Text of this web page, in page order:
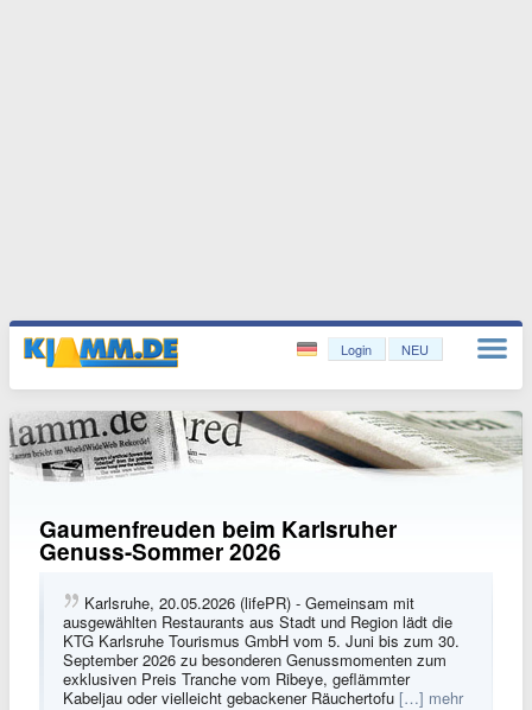
Login NEU
Gaumenfreuden beim Karlsruher
Genuss-Sommer 2026
Karlsruhe, 20.05.2026 (lifePR) - Gemeinsam mit
ausgewählten Restaurants aus Stadt und Region lädt die
KTG Karlsruhe Tourismus GmbH vom 5. Juni bis zum 30.
September 2026 zu besonderen Genussmomenten zum
exklusiven Preis Tranche vom Ribeye, geflämmter
Kabeljau oder vielleicht gebackener Räuchertofu […] mehr